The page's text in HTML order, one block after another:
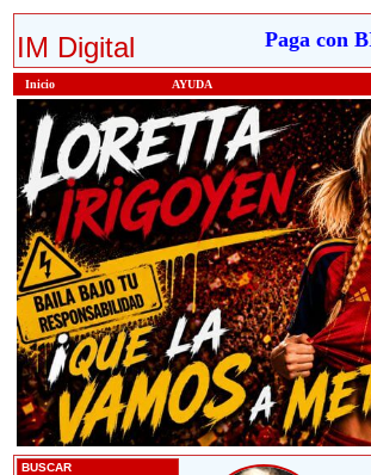
IM Digital Paga con
Inicio AYUDA
BUSCAR